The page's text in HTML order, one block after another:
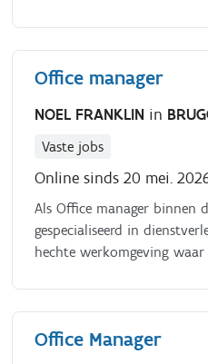
Office manager
NOEL FRANKLIN in
Vaste jobs
Online sinds 20 mei.
Als Office manager binnen
gespecialiseerd in
hechte werkomgeving
Office Manager